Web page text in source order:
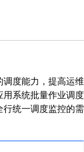
调度能力，提高运
用系统批量作业调
统一调度监控的